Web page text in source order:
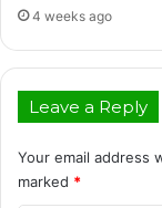
4 weeks ago
Leave a Reply
Your email address
marked *